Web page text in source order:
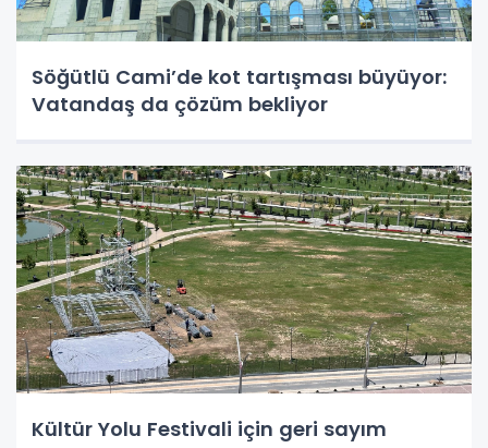
Söğütlü Cami’de kot tartışması büyüyor:
Vatandaş da çözüm bekliyor
Kültür Yolu Festivali için geri sayım